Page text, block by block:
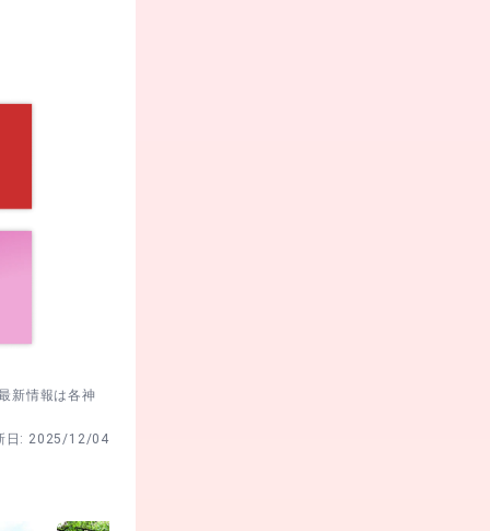
7時前後が
の時間も取
周回で待機
新情報は各神
日: 2025/12/04